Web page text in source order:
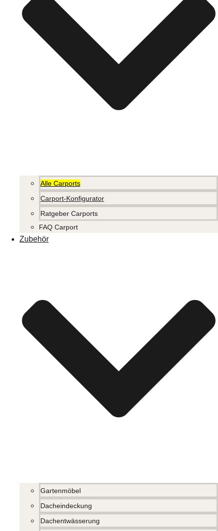
Alle Carports
Carport-Konfigurator
Ratgeber Carports
FAQ Carport
Zubehör
Gartenmöbel
Dacheindeckung
Dachentwässerung